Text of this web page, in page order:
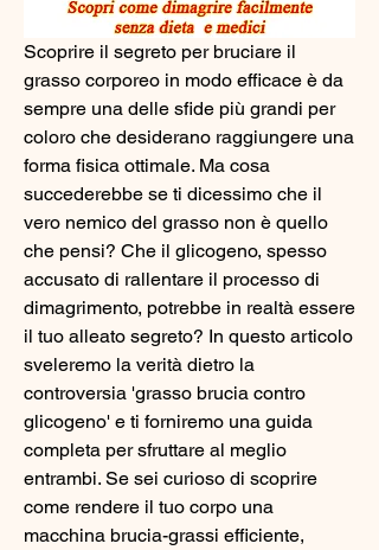
Scoprire il segreto per bruciare il
grasso corporeo in modo efficace è da
sempre una delle sfide più grandi per
coloro che desiderano raggiungere una
forma fisica ottimale. Ma cosa
succederebbe se ti dicessimo che il
vero nemico del grasso non è quello
che pensi? Che il glicogeno, spesso
accusato di rallentare il processo di
dimagrimento, potrebbe in realtà essere
il tuo alleato segreto? In questo articolo
sveleremo la verità dietro la
controversia 'grasso brucia contro
glicogeno' e ti forniremo una guida
completa per sfruttare al meglio
entrambi. Se sei curioso di scoprire
come rendere il tuo corpo una
macchina brucia-grassi efficiente,